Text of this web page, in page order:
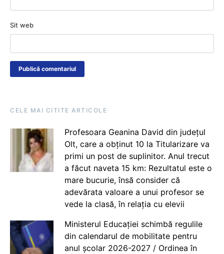
Sit web
CELE MAI CITITE ARTICOLE
Profesoara Geanina David din județul
Olt, care a obținut 10 la Titularizare va
primi un post de suplinitor. Anul trecut
a făcut naveta 15 km: Rezultatul este o
mare bucurie, însă consider că
adevărata valoare a unui profesor se
vede la clasă, în relația cu elevii
Ministerul Educației schimbă regulile
din calendarul de mobilitate pentru
anul școlar 2026-2027 / Ordinea în